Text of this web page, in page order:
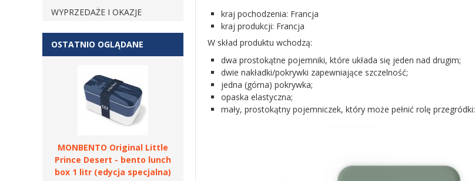
WYPRZEDAŻE I OKAZJE
kraj pochodzenia: Francja
kraj produkcji: Francja
W skład produktu wchodzą:
dwa prostokątne pojemniki, które układa się jeden nad drugim;
dwie nakładki/pokrywki zapewniające szczelność;
jedna (górna) pokrywka;
opaska elastyczna;
mały, prostokątny pojemniczek, który może pełnić rolę przegródki:
OSTATNIO OGLĄDANE
MONBENTO Original Little
Prince Desert - bento lunch
box 1 litr (edycja specjalna)